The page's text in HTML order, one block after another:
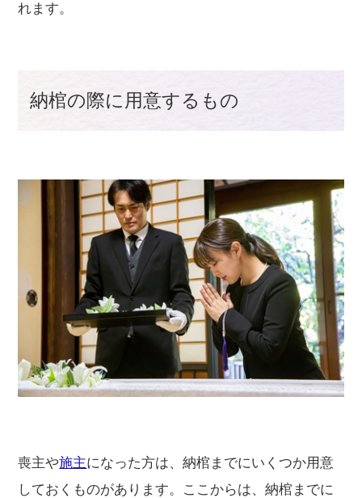
れます。
納棺の際に用意するもの
喪主や施主になった方は、納棺までにいくつか用意
しておくものがあります。ここからは、納棺までに